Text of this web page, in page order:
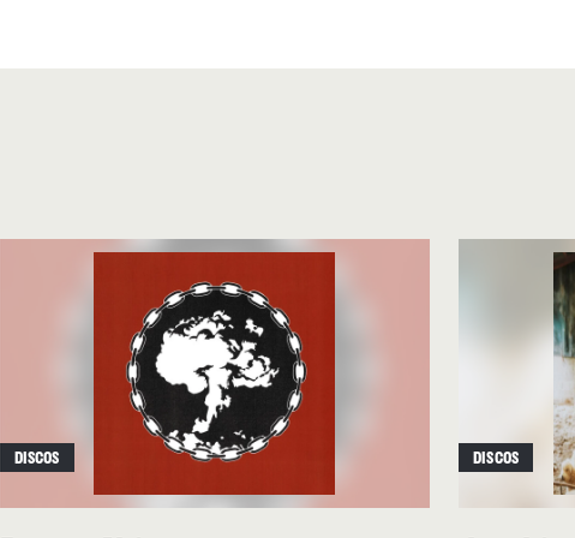
con un amigo. En“Santa Cruz”, que da nombre al
la aceptación en una nueva ciudad mientras se
y la cultura predominante, reflejando su búsqueda
I’ll never be cool here /It’s under the surface / With
an identity”. En “Little Help”,
relata la primera vez
Beatles durmiendo en casa de un amigo:
“Singing
Hill’”.
DISCOS DISCOS